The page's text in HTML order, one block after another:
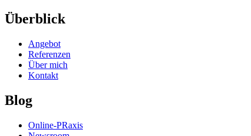
Überblick
Angebot
Referenzen
Über mich
Kontakt
Blog
Online-PRaxis